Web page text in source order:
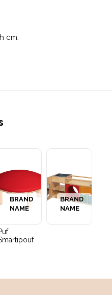
cm.
BRAND
NAME
BRAND
NAME